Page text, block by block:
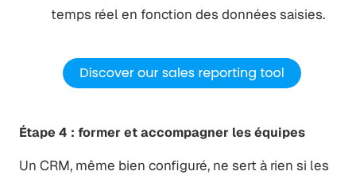
temps réel en fonction des données saisies.
Étape 4 : former et accompagner les équipes
Un CRM, même bien configuré, ne sert à rien si les